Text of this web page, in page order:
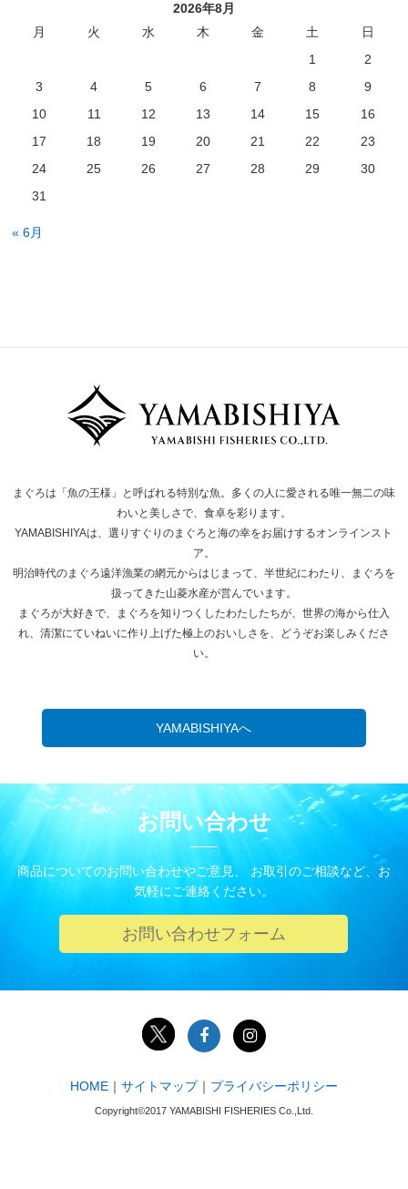
2026年8月
月
火 水 木 金 土
日
1
2
3
4 5 6 7 8
9
10
11 12 13 14 15
16
17
18 19 20 21 22
23
24
25 26 27 28 29
30
31
« 6月
まぐろは「魚の王様」と呼ばれる特別な魚。多くの人に愛される唯一無二の味
わいと美しさで、食卓を彩ります。
YAMABISHIYAは、選りすぐりのまぐろと海の幸をお届けするオンラインスト
ア。
明治時代のまぐろ遠洋漁業の網元からはじまって、半世紀にわたり、まぐろを
扱ってきた山菱水産が営んでいます。
まぐろが大好きで、まぐろを知りつくしたわたしたちが、世界の海から仕入
れ、清潔にていねいに作り上げた極上のおいしさを、どうぞお楽しみくださ
い。
YAMABISHIYAへ
お問い合わせ
商品についてのお問い合わせやご意見、 お取引のご相談など、お
気軽にご連絡ください。
お問い合わせフォーム
HOME ｜ サイトマップ｜ プライバシーポリシー
Copyright©2017 YAMABISHI FISHERIES Co.,Ltd.